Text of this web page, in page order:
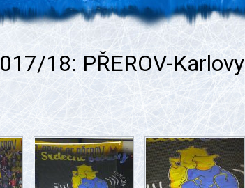
18: PŘEROV-Karlovy